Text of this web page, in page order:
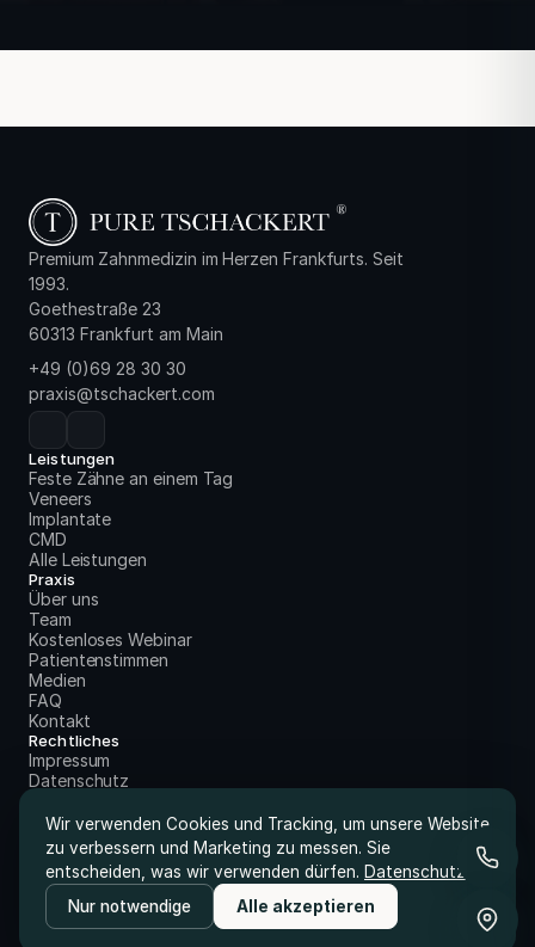
Premium Zahnmedizin im Herzen Frankfurts. Seit
1993.
Goethestraße 23
60313 Frankfurt am Main
+49 (0)69 28 30 30
praxis@tschackert.com
Leistungen
Feste Zähne an einem Tag
Veneers
Implantate
CMD
Alle Leistungen
Praxis
Über uns
Team
Kostenloses Webinar
Patientenstimmen
Medien
FAQ
Kontakt
Rechtliches
Impressum
Datenschutz
Wir verwenden Cookies und Tracking, um unsere Website
zu verbessern und Marketing zu messen. Sie
entscheiden, was wir verwenden dürfen. Datenschutz
Nur notwendige
Alle akzeptieren